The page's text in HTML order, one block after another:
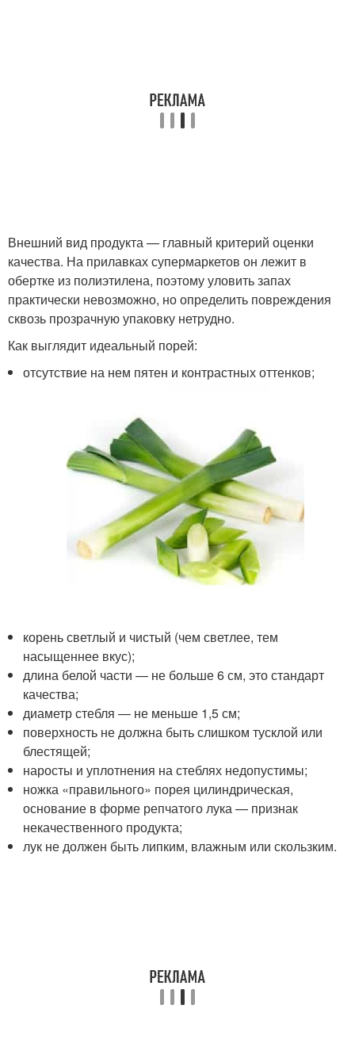
Внешний вид продукта — главный критерий оценки
качества. На прилавках супермаркетов он лежит в
обертке из полиэтилена, поэтому уловить запах
практически невозможно, но определить повреждения
сквозь прозрачную упаковку нетрудно.
Как выглядит идеальный порей:
отсутствие на нем пятен и контрастных оттенков;
корень светлый и чистый (чем светлее, тем
насыщеннее вкус);
длина белой части — не больше 6 см, это стандарт
качества;
диаметр стебля — не меньше 1,5 см;
поверхность не должна быть слишком тусклой или
блестящей;
наросты и уплотнения на стеблях недопустимы;
ножка «правильного» порея цилиндрическая,
основание в форме репчатого лука — признак
некачественного продукта;
лук не должен быть липким, влажным или скользким.